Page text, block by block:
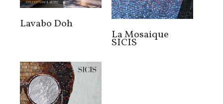
Lavabo Doh
La Mosaique
SICIS